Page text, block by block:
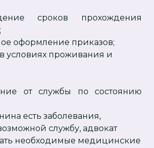
сроков прохождения
оформление приказов;
условиях проживания и
от службы по состоянию
есть заболевания,
службу, адвокат
необходимые медицинские